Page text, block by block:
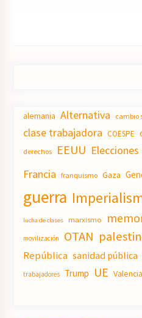
alemania Alternativa cambio
clase trabajadora COESPE
derechos EEUU Elecciones
Francia franquismo Gaza
guerra
lucha de clases marxismo
movilización OTAN
República sanidad pública
trabajadores Trump UE Valencia